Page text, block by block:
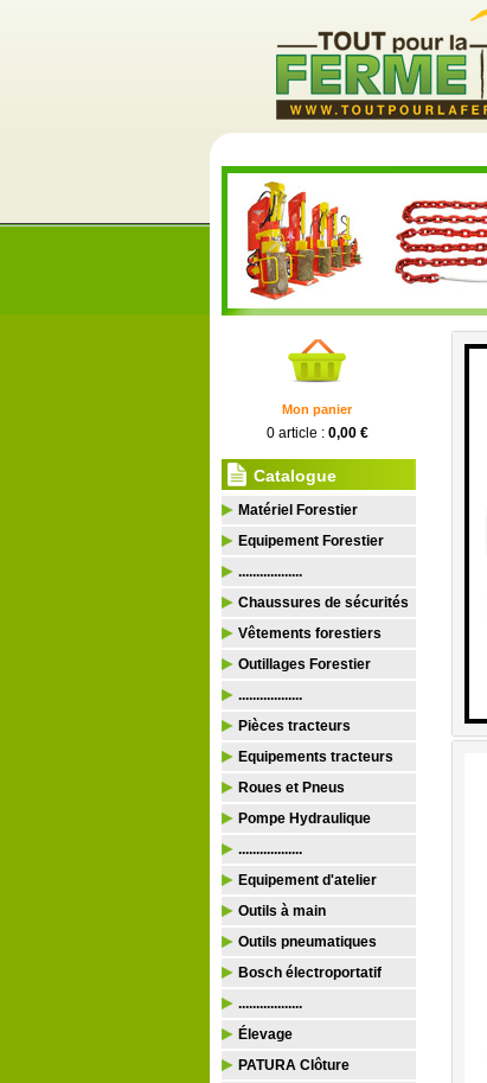
Mon panier
0 article : 0,00 €
Catalogue
Matériel Forestier
Equipement Forestier
..................
Chaussures de sécurités
Vêtements forestiers
Outillages Forestier
..................
Pièces tracteurs
Equipements tracteurs
Roues et Pneus
Pompe Hydraulique
..................
Equipement d'atelier
Outils à main
Outils pneumatiques
Bosch électroportatif
..................
Élevage
PATURA Clôture